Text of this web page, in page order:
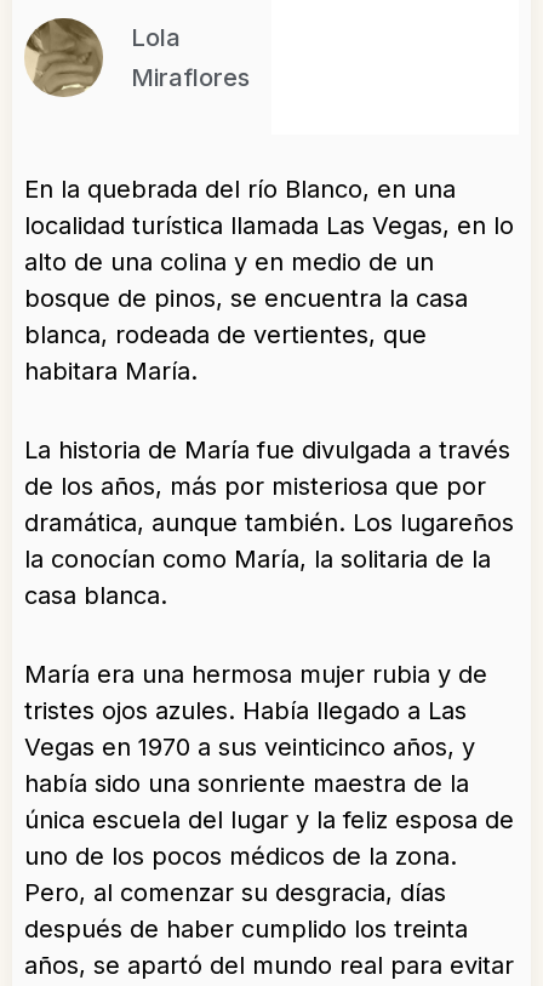
Lola
Miraflores
En la quebrada del río Blanco, en una
localidad turística llamada Las Vegas, en lo
alto de una colina y en medio de un
bosque de pinos, se encuentra la casa
blanca, rodeada de vertientes, que
habitara María.
La historia de María fue divulgada a través
de los años, más por misteriosa que por
dramática, aunque también. Los lugareños
la conocían como María, la solitaria de la
casa blanca.
María era una hermosa mujer rubia y de
tristes ojos azules. Había llegado a Las
Vegas en 1970 a sus veinticinco años, y
había sido una sonriente maestra de la
única escuela del lugar y la feliz esposa de
uno de los pocos médicos de la zona.
Pero, al comenzar su desgracia, días
después de haber cumplido los treinta
años, se apartó del mundo real para evitar